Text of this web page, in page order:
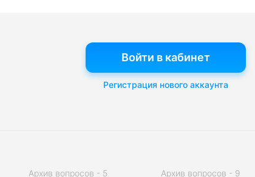
Войти в кабинет
Регистрация нового аккаунта
Архив вопросов - 5 Архив вопросов - 9